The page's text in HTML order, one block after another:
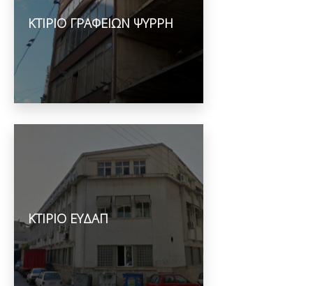
ΚΤΙΡΙΟ ΓΡΑΦΕΙΩΝ ΨΥΡΡΗ
ΚΤΙΡΙΟ ΕΥΔΑΠ